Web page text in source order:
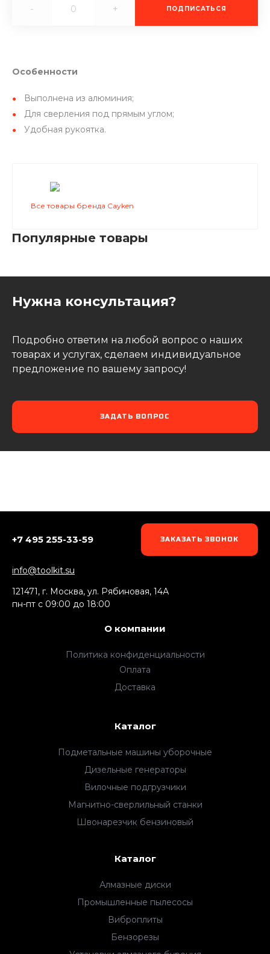
- + ПОДПИСАТЬСЯ
Особенности
Выполнена из алюминия;
Для сверления под прямым углом;
Удобная рукоятка.
Все товары бренда Cayken
Популярные товары
Нужна консультация?
Подробно ответим на любой вопрос о наших
товарах и услугах, сделаем индивидуальное
предложение по вашему запросу!
ЗАДАТЬ ВОПРОС
+7 495 255-33-59 ЗАКАЗАТЬ ЗВОНОК
info@toolkit.su
121471, г. Москва, ул. Рябиновая, 14А
пн-пт c 09:00 до 18:00
О компании
Политика конфиденциальности
Оплата
Доставка
Каталог
Подметальные машины уборочные
Дизельные генераторы
Вилочные подгрузчики
Магнитно-сверлильный станки
Швонарезчик бензиновый
Каталог
Алмазные диски
Промышленные пылесосы
Виброплиты
Бензорезы